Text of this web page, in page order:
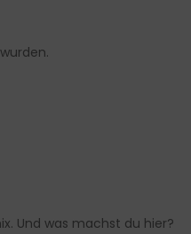
Und was machst du hier?